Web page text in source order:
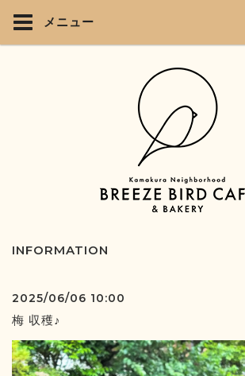
メニュー
INFORMATION
2025/06/06 10:00
梅 収穫♪